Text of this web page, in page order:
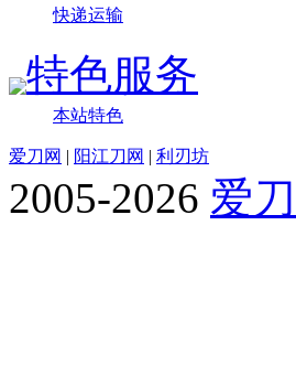
快递运输
特色服务
本站特色
爱刀网 | 阳江刀网 | 利刃坊
2005-2026 爱